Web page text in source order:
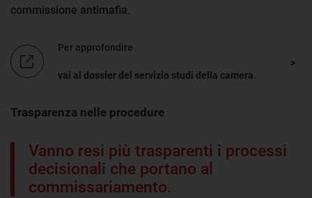
commissione antimafia.
Per approfondire
vai al dossier del servizio studi della camera.
Trasparenza nelle procedure
Vanno resi più trasparenti i processi
decisionali che portano al
commissariamento.